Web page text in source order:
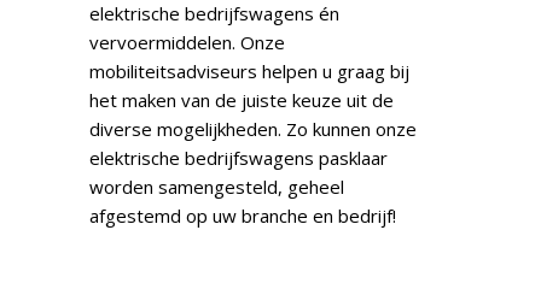
elektrische bedrijfswagens én
vervoermiddelen. Onze
mobiliteitsadviseurs helpen u graag bij
het maken van de juiste keuze uit de
diverse mogelijkheden. Zo kunnen onze
elektrische bedrijfswagens pasklaar
worden samengesteld, geheel
afgestemd op uw branche en bedrijf!